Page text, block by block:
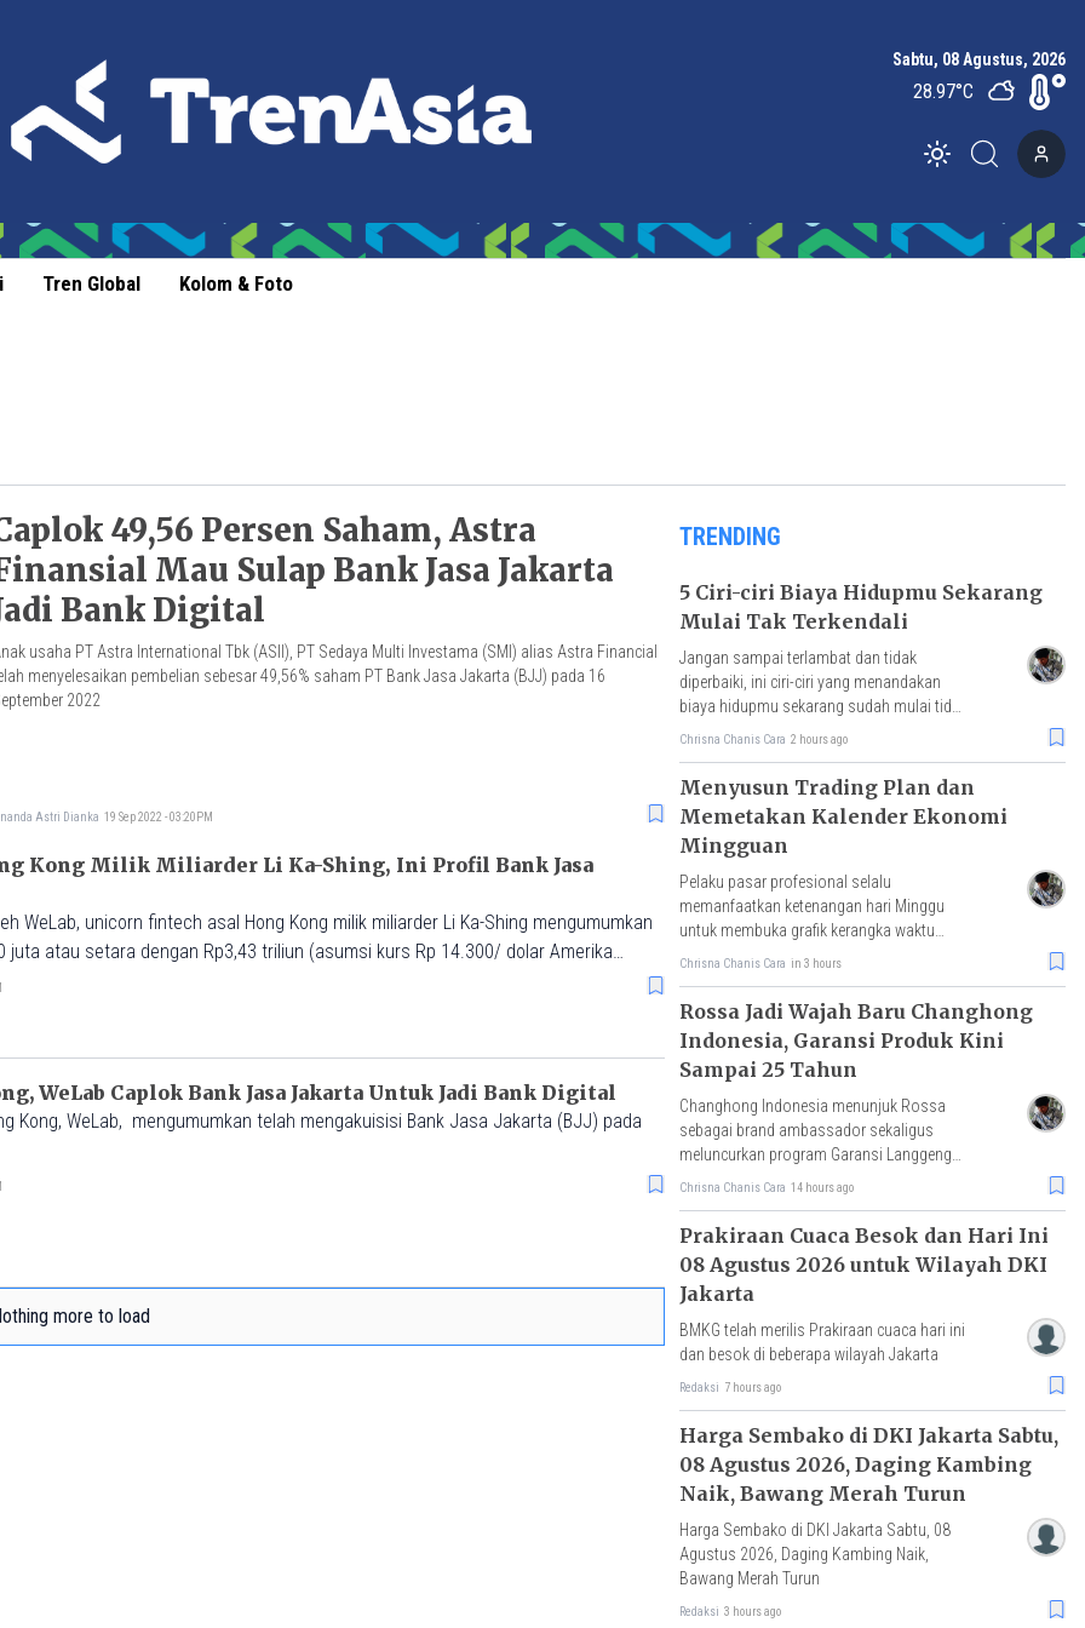
Sabtu, 08 Agustus, 2026
28.97°C
Toggle theme
Tren Global Kolom & Foto
49,56 Persen Saham, Astra
Mau Sulap Bank Jasa Jakarta
Bank Digital
usaha PT Astra International Tbk (ASII), PT Sedaya Multi Investama (SMI) alias Astra Financial
menyelesaikan pembelian sebesar 49,56% saham PT Bank Jasa Jakarta (BJJ) pada 16
2022
Astri Dianka 19 Sep 2022 - 03:20PM
Milik Miliarder Li Ka-Shing, Ini Profil Bank Jasa
WeLab, unicorn fintech asal Hong Kong milik miliarder Li Ka-Shing mengumumkan
juta atau setara dengan Rp3,43 triliun (asumsi kurs Rp 14.300/ dolar Amerika
milik PT Bank Jasa Jakarta (BJJ)
WeLab Caplok Bank Jasa Jakarta Untuk Jadi Bank Digital
Kong, WeLab, mengumumkan telah mengakuisisi Bank Jasa Jakarta (BJJ) pada
more to load
TRENDING
5 Ciri-ciri Biaya Hidupmu Sekarang
Mulai Tak Terkendali
Jangan sampai terlambat dan tidak
diperbaiki, ini ciri-ciri yang menandakan
biaya hidupmu sekarang sudah mulai tidak
terkendali.
Chrisna Chanis Cara 2 hours ago
Menyusun Trading Plan dan
Memetakan Kalender Ekonomi
Mingguan
Pelaku pasar profesional selalu
memanfaatkan ketenangan hari Minggu
untuk membuka grafik kerangka waktu
besar dan menandai zona-zona krusial.
Chrisna Chanis Cara in 3 hours
Rossa Jadi Wajah Baru Changhong
Indonesia, Garansi Produk Kini
Sampai 25 Tahun
Changhong Indonesia menunjuk Rossa
sebagai brand ambassador sekaligus
meluncurkan program Garansi Langgeng
dengan perlindungan produk hingga 25
Chrisna Chanis Cara 14 hours ago
Prakiraan Cuaca Besok dan Hari Ini
08 Agustus 2026 untuk Wilayah DKI
Jakarta
BMKG telah merilis Prakiraan cuaca hari ini
dan besok di beberapa wilayah Jakarta
Redaksi 7 hours ago
Harga Sembako di DKI Jakarta Sabtu,
08 Agustus 2026, Daging Kambing
Naik, Bawang Merah Turun
Harga Sembako di DKI Jakarta Sabtu, 08
Agustus 2026, Daging Kambing Naik,
Bawang Merah Turun
Redaksi 3 hours ago